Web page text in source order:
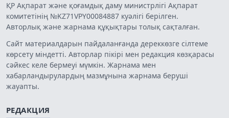
ҚР Ақпарат және қоғамдық даму министрлігі Ақпарат
комитетінің №KZ71VPY00084887 куәлігі берілген.
Авторлық және жарнама құқықтары толық сақталған.
Сайт материалдарын пайдаланғанда дереккөзге сілтеме
көрсету міндетті. Авторлар пікірі мен редакция көзқарасы
сәйкес келе бермеуі мүмкін. Жарнама мен
хабарландырулардың мазмұнына жарнама беруші
жауапты.
РЕДАКЦИЯ